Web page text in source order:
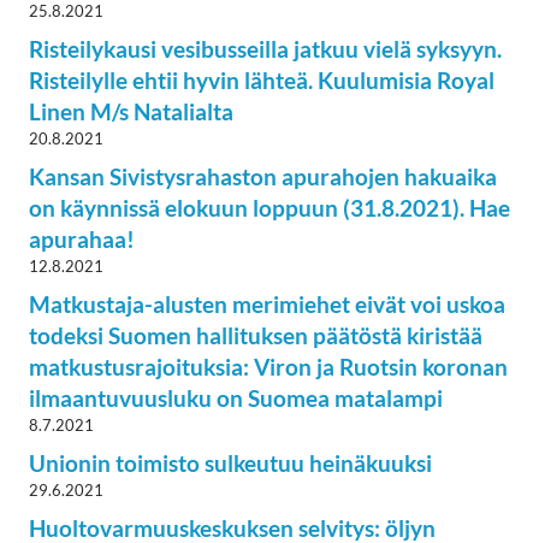
25.8.2021
Risteilykausi vesibusseilla jatkuu vielä syksyyn.
Risteilylle ehtii hyvin lähteä. Kuulumisia Royal
Linen M/s Natalialta
20.8.2021
Kansan Sivistysrahaston apurahojen hakuaika
on käynnissä elokuun loppuun (31.8.2021). Hae
apurahaa!
12.8.2021
Matkustaja-alusten merimiehet eivät voi uskoa
todeksi Suomen hallituksen päätöstä kiristää
matkustusrajoituksia: Viron ja Ruotsin koronan
ilmaantuvuusluku on Suomea matalampi
8.7.2021
Unionin toimisto sulkeutuu heinäkuuksi
29.6.2021
Huoltovarmuuskeskuksen selvitys: öljyn